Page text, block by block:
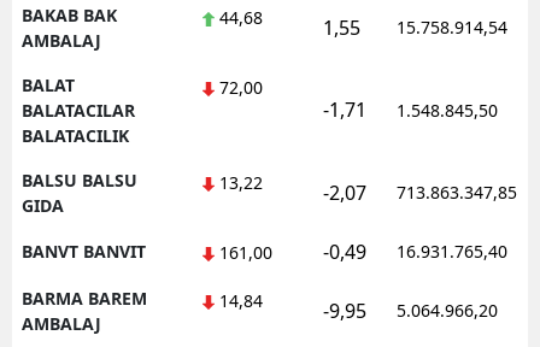
BAKAB BAK
AMBALAJ
44,68 1,55 15.758.914,54
BALAT
BALATACILAR
BALATACILIK
72,00
-1,71 1.548.845,50
BALSU BALSU
GIDA
13,22 -2,07 713.863.347,85
BANVT BANVIT 161,00 -0,49 16.931.765,40
BARMA BAREM
AMBALAJ
14,84 -9,95 5.064.966,20